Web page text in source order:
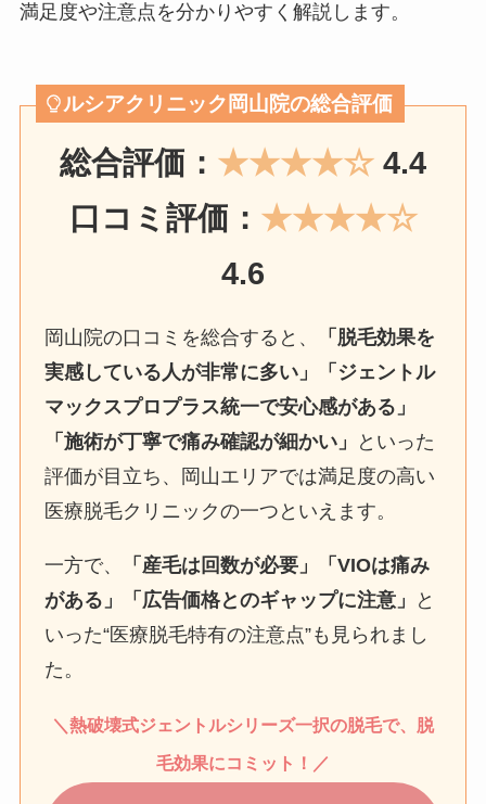
満足度や注意点を分かりやすく解説します。
ルシアクリニック岡山院の総合評価
総合評価： ★★★★☆ 4.4
口コミ評価： ★★★★☆
4.6
岡山院の口コミを総合すると、
「脱毛効果を
実感している人が非常に多い」「ジェントル
マックスプロプラス統一で安心感がある」
「施術が丁寧で痛み確認が細かい」
といった
評価が目立ち、岡山エリアでは満足度の高い
医療脱毛クリニックの一つといえます。
一方で、
「産毛は回数が必要」「VIOは痛み
がある」「広告価格とのギャップに注意」
と
いった“医療脱毛特有の注意点”も見られまし
た。
＼ 熱破壊式ジェントルシリーズ一択の脱毛で、脱
毛効果にコミット！ ／